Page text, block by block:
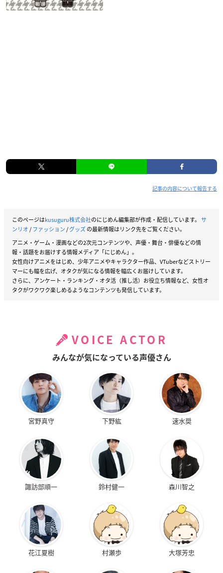
記事の内容について報告する
このページはkusuguru株式会社のにじめん編集部が作成・配信しています。 サ
ンリオ/ファッション/グッズの最新情報はリンク先をご覧ください。
アニメ・ゲーム・漫画などの2次元コンテンツや、声優・舞台・俳優などの情
報・話題をお届けする情報メディア「にじめん」。
女性向けアニメをはじめ、少年アニメやキャラクター作品、VTuberなどストリー
マーにも幅を広げ、オタクが気になる情報を幅広くお届けしています。
さらに、アンケート・ランキング・オタ活（推し活）お役立ち情報など、女性オ
タクがワクワク楽しめるようなコンテンツも発信しています。
VOICE ACTOR
みんなが気になっている声優さん
宮野真守 下野紘 速水奨
諏訪部順一 鈴村健一 森川智之
花江夏樹 村瀬歩 大塚芳忠